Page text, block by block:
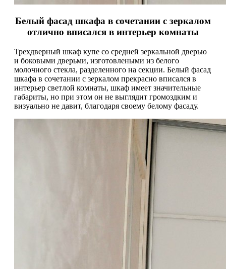
Белый фасад шкафа в сочетании с зеркалом
отлично вписался в интерьер комнаты
Трехдверный шкаф купе со средней зеркальной дверью
и боковыми дверьми, изготовлеными из белого
молочного стекла, разделенного на секции. Белый фасад
шкафа в сочетании с зеркалом прекрасно вписался в
интерьер светлой комнаты, шкаф имеет значительные
габариты, но при этом он не выглядит громоздким и
визуально не давит, благодаря своему белому фасаду.